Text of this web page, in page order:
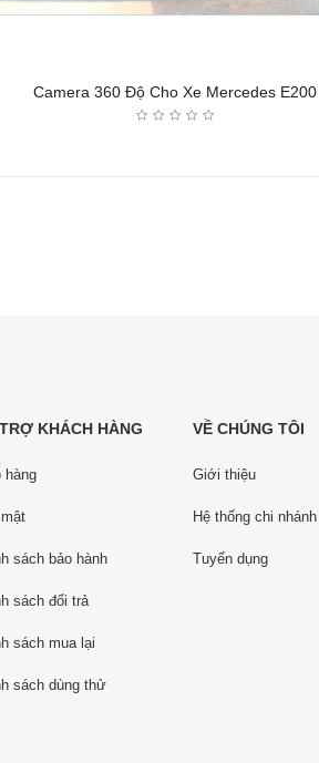
Camera 360 Độ Cho Xe Mercedes E200
KHÁCH HÀNG
hàng
sách bảo hành
sách đổi trả
sách mua lại
sách dùng thử
VỀ CHÚNG TÔI
Giới thiệu
Hệ thống chi nhánh
Tuyển dụng